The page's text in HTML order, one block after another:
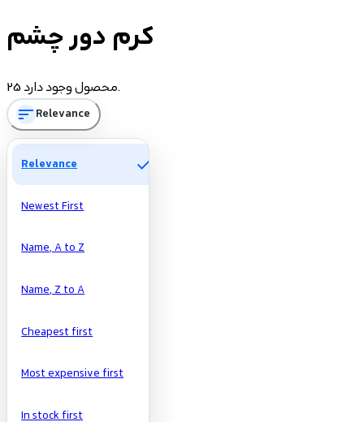
تومان
Manufacturers
کرم دور چشم
25 محصول وجود دارد.
sortRelevance
Relevance check
Newest First
Name, A to Z
Name, Z to A
Cheapest first
Most expensive first
In stock first